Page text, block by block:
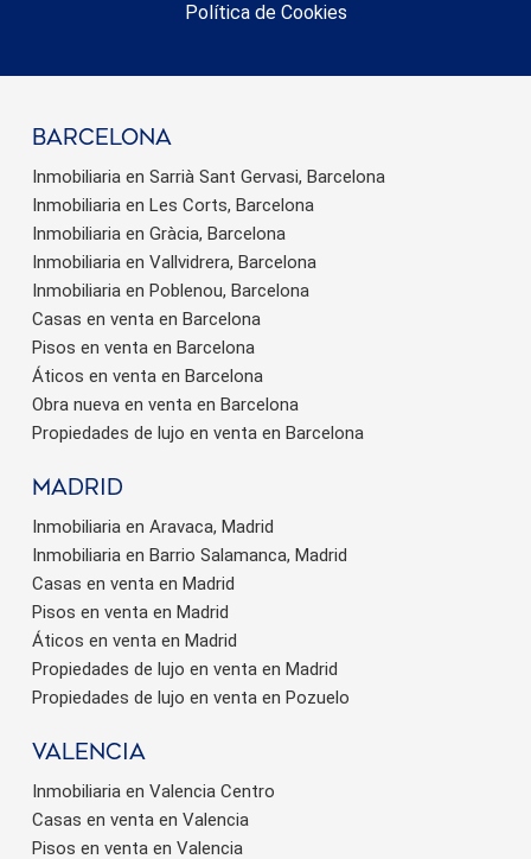
Política de Cookies
barcelona
Inmobiliaria en Sarrià Sant Gervasi, Barcelona
Inmobiliaria en Les Corts, Barcelona
Inmobiliaria en Gràcia, Barcelona
Inmobiliaria en Vallvidrera, Barcelona
Inmobiliaria en Poblenou, Barcelona
Casas en venta en Barcelona
Pisos en venta en Barcelona
Áticos en venta en Barcelona
Obra nueva en venta en Barcelona
Propiedades de lujo en venta en Barcelona
Madrid
Inmobiliaria en Aravaca, Madrid
Inmobiliaria en Barrio Salamanca, Madrid
Casas en venta en Madrid
Pisos en venta en Madrid
Áticos en venta en Madrid
Propiedades de lujo en venta en Madrid
Propiedades de lujo en venta en Pozuelo
valencia
Inmobiliaria en Valencia Centro
Casas en venta en Valencia
Pisos en venta en Valencia